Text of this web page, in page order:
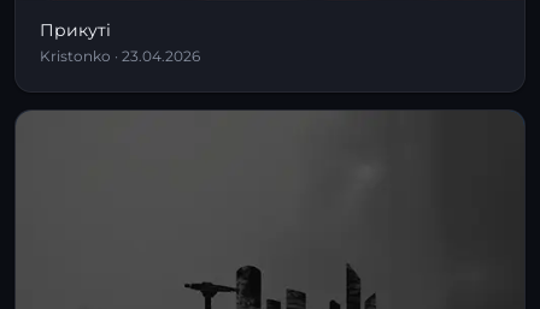
Прикуті
Kristonko · 23.04.2026